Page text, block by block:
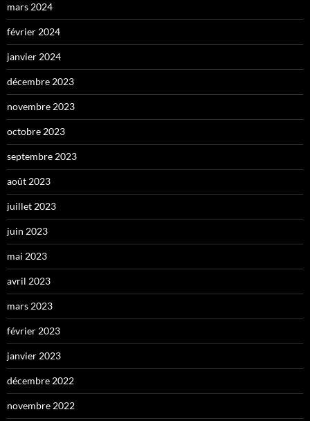
mars 2024
février 2024
janvier 2024
décembre 2023
novembre 2023
octobre 2023
septembre 2023
août 2023
juillet 2023
juin 2023
mai 2023
avril 2023
mars 2023
février 2023
janvier 2023
décembre 2022
novembre 2022